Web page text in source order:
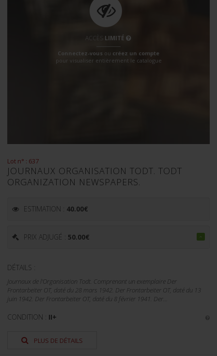
ACCÈS LIMITÉ
Connectez-vous ou créez un compte
pour visualiser entièrement le catalogue
Lot n° : 637
JOURNAUX ORGANISATION TODT. TODT
ORGANIZATION NEWSPAPERS.
ESTIMATION : 40.00€
PRIX ADJUGÉ : 50.00€
DÉTAILS :
Journaux de l'Organisation Todt. Comprenant un exemplaire Der
Frontarbeiter OT, daté du 28 mars 1942. Der Frontarbeiter OT, daté du 13
juin 1942. Der Frontarbeiter OT, daté du 8 février 1941. Der...
CONDITION : II+
PLUS DE DÉTAILS